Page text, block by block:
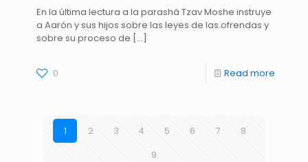
En la última lectura a la parashá Tzav Moshe instruye
a Aarón y sus hijos sobre las leyes de las ofrendas y
sobre su proceso de […]
0 Read more
1 2 3 4 5 6 7
8
9